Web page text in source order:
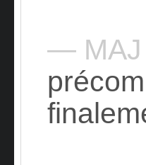
— MAJ